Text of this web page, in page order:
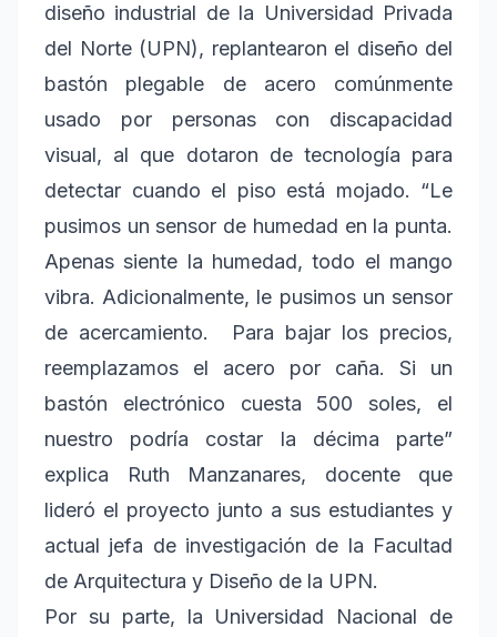
diseño industrial de la Universidad Privada
del Norte (UPN), replantearon el diseño del
bastón plegable de acero comúnmente
usado por personas con discapacidad
visual, al que dotaron de tecnología para
detectar cuando el piso está mojado. “Le
pusimos un sensor de humedad en la punta.
Apenas siente la humedad, todo el mango
vibra. Adicionalmente, le pusimos un sensor
de acercamiento. Para bajar los precios,
reemplazamos el acero por caña. Si un
bastón electrónico cuesta 500 soles, el
nuestro podría costar la décima parte”
explica Ruth Manzanares, docente que
lideró el proyecto junto a sus estudiantes y
actual jefa de investigación de la Facultad
de Arquitectura y Diseño de la UPN.
Por su parte, la Universidad Nacional de